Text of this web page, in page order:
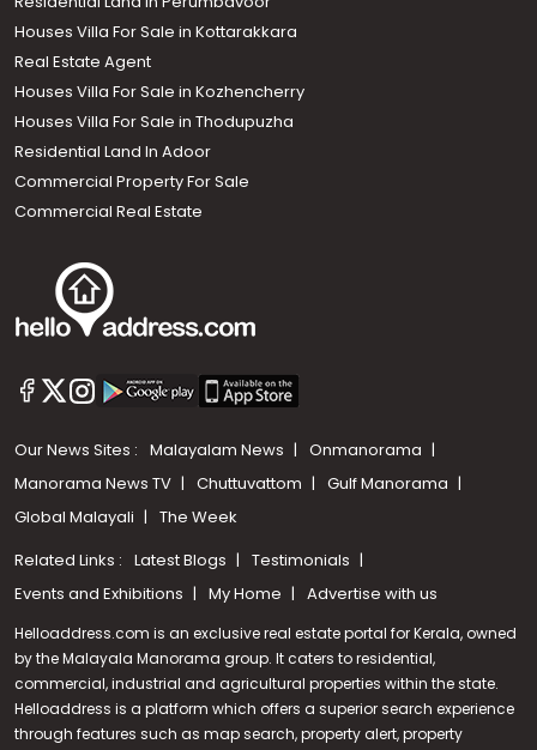
Call us
Houses Villa For Sale in Kottarakkara
Real Estate Agent
Houses Villa For Sale in Kozhencherry
Houses Villa For Sale in Thodupuzha
Residential Land In Adoor
Commercial Property For Sale
Commercial Real Estate
Our News Sites : Malayalam News
Onmanorama
Manorama News TV
Chuttuvattom
Gulf Manorama
Global Malayali
The Week
Related Links : Latest Blogs
Testimonials
Events and Exhibitions
My Home Advertise with us
Helloaddress.com is an exclusive real estate portal for Kerala, owned
by the Malayala Manorama group. It caters to residential,
commercial, industrial and agricultural properties within the state.
Helloaddress is a platform which offers a superior search experience
through features such as map search, property alert, property